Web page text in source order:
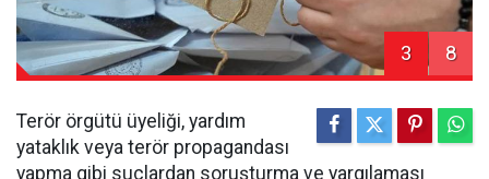
3 8
Terör örgütü üyeliği, yardım
yataklık veya terör propagandası
yapma gibi suçlardan soruşturma ve yargılaması